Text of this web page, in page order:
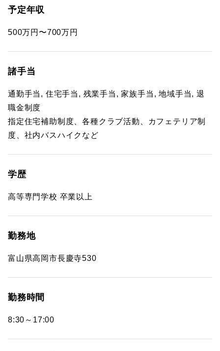
予定年収
500万円〜700万円
諸手当
通勤手当, 住宅手当, 残業手当, 家族手当, 地域手当, 退
職金制度
指定住宅補助制度、各種クラブ活動、カフェテリア制
度、社内バスハイクなど
学歴
高等専門学校 卒業以上
勤務地
富山県高岡市長慶寺530
勤務時間
8:30～17:00